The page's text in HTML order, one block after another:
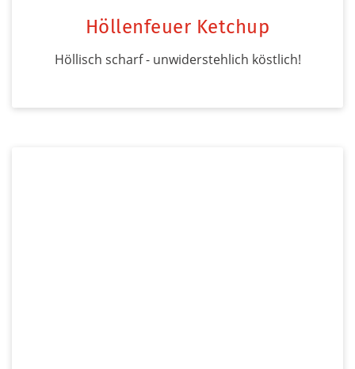
Höllenfeuer Ketchup
Höllisch scharf - unwiderstehlich köstlich!